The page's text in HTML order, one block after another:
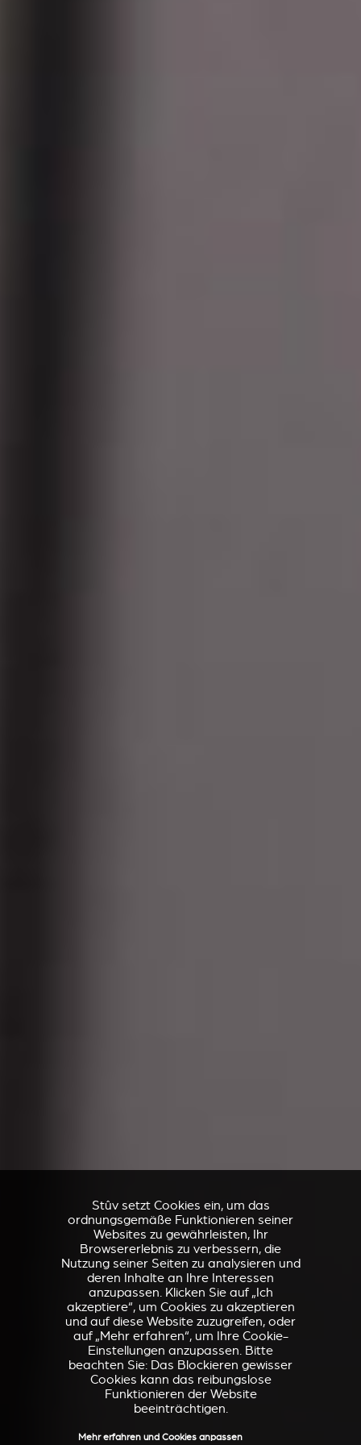
Stûv setzt Cookies ein, um das
ordnungsgemäße Funktionieren seiner
Websites zu gewährleisten, Ihr
Browsererlebnis zu verbessern, die
Nutzung seiner Seiten zu analysieren und
deren Inhalte an Ihre Interessen
anzupassen. Klicken Sie auf „Ich
akzeptiere“, um Cookies zu akzeptieren
und auf diese Website zuzugreifen, oder
auf „Mehr erfahren“, um Ihre Cookie-
Einstellungen anzupassen. Bitte
beachten Sie: Das Blockieren gewisser
Cookies kann das reibungslose
Funktionieren der Website
beeinträchtigen.
Mehr erfahren und Cookies anpassen